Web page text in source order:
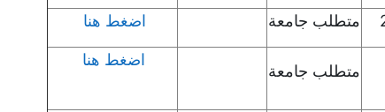
متطلب جامعة اضغط هنا
متطلب جامعة
اضغط هنا